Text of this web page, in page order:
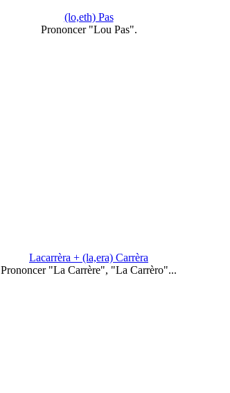
(lo,eth) Pas
Prononcer "Lou Pas".
Lacarrèra + (la,era) Carrèra
Prononcer "La Carrère", "La Carrèro"...